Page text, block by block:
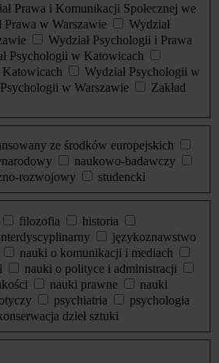
Prawa i Komunikacji Społecznej we
Prawa w Warszawie
Wydział
Wydział Psychologii i Prawa
Psychologii w Katowicach
Wydział Psychologii w
w Warszawie
Zakład
ze środków europejskich
naukowo-badawczy
rozwojowy
studencki
filozofia
historia
językoznawstwo
nauki o komunikacji i mediach
nauki o polityce i administracji
nauki prawne
nauki
psychiatria
psychologia
dzieł sztuki